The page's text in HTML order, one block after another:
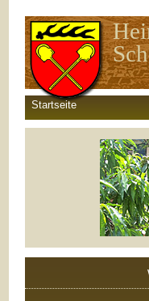
Startseite